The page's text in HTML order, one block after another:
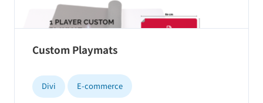
Custom Playmats
Divi E-commerce